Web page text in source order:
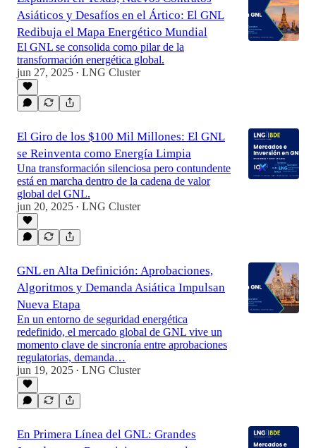
Asiáticos y Desafíos en el Ártico: El GNL
Redibuja el Mapa Energético Mundial
El GNL se consolida como pilar de la
transformación energética global.
jun 27, 2025 • LNG Cluster
El Giro de los $100 Mil Millones: El GNL
se Reinventa como Energía Limpia
Una transformación silenciosa pero contundente
está en marcha dentro de la cadena de valor
global del GNL.
jun 20, 2025 • LNG Cluster
GNL en Alta Definición: Aprobaciones,
Algoritmos y Demanda Asiática Impulsan
Nueva Etapa
En un entorno de seguridad energética
redefinido, el mercado global de GNL vive un
momento clave de sincronía entre aprobaciones
regulatorias, demanda…
jun 19, 2025 • LNG Cluster
En Primera Línea del GNL: Grandes